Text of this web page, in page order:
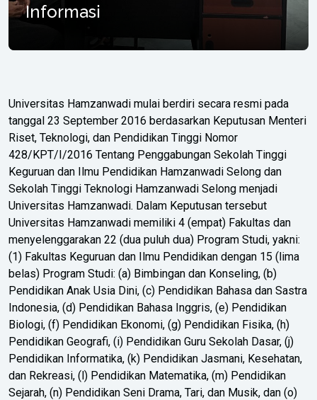
Informasi
Universitas Hamzanwadi mulai berdiri secara resmi pada
tanggal 23 September 2016 berdasarkan Keputusan Menteri
Riset, Teknologi, dan Pendidikan Tinggi Nomor
428/KPT/I/2016 Tentang Penggabungan Sekolah Tinggi
Keguruan dan Ilmu Pendidikan Hamzanwadi Selong dan
Sekolah Tinggi Teknologi Hamzanwadi Selong menjadi
Universitas Hamzanwadi. Dalam Keputusan tersebut
Universitas Hamzanwadi memiliki 4 (empat) Fakultas dan
menyelenggarakan 22 (dua puluh dua) Program Studi, yakni:
(1) Fakultas Keguruan dan Ilmu Pendidikan dengan 15 (lima
belas) Program Studi: (a) Bimbingan dan Konseling, (b)
Pendidikan Anak Usia Dini, (c) Pendidikan Bahasa dan Sastra
Indonesia, (d) Pendidikan Bahasa Inggris, (e) Pendidikan
Biologi, (f) Pendidikan Ekonomi, (g) Pendidikan Fisika, (h)
Pendidikan Geografi, (i) Pendidikan Guru Sekolah Dasar, (j)
Pendidikan Informatika, (k) Pendidikan Jasmani, Kesehatan,
dan Rekreasi, (l) Pendidikan Matematika, (m) Pendidikan
Sejarah, (n) Pendidikan Seni Drama, Tari, dan Musik, dan (o)